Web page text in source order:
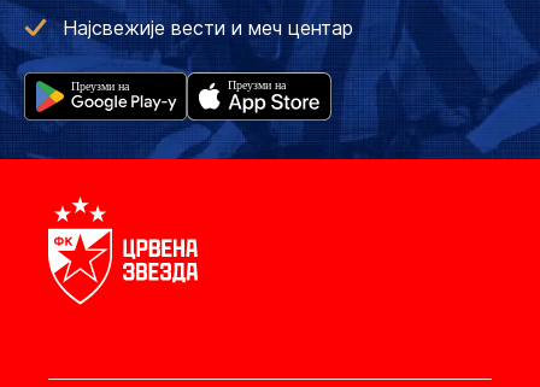
Најсвежије вести и меч центар